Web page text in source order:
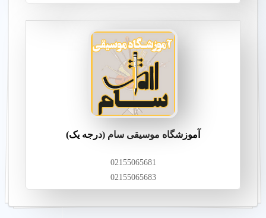
آموزشگاه موسیقی سام (درجه یک)
02155065681
02155065683